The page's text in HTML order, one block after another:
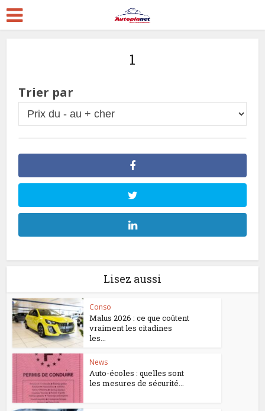
1
Trier par
Lisez aussi
Conso
Malus 2026 : ce que coûtent
vraiment les citadines
les...
News
Auto-écoles : quelles sont
les mesures de sécurité...